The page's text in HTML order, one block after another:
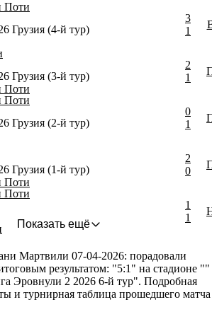
Поти
3
1
Грузия (4-й тур)
Поти
2
1
Грузия (3-й тур)
Поти
0
1
Грузия (2-й тур)
Поти
2
0
Грузия (1-й тур)
Поти
1
1
Показать ещё
Мартвили 07-04-2026: порадовали
результатом: "5:1" на стадионе ""
Эровнули 2 2026 6-й тур". Подробная
и турнирная таблица прошедшего матча